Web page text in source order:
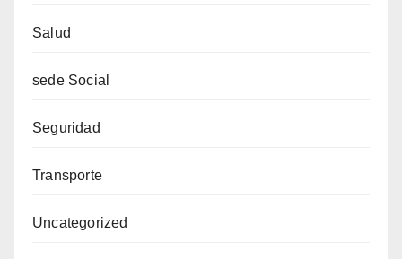
Salud
sede Social
Seguridad
Transporte
Uncategorized